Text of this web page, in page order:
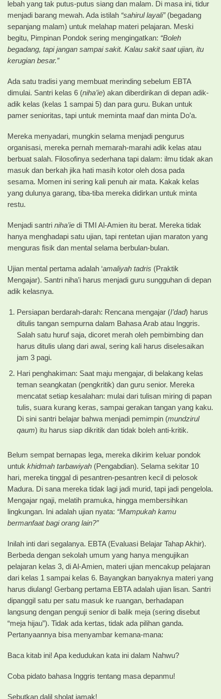
lebah yang tak putus-putus siang dan malam. Di masa ini, tidur
menjadi barang mewah. Ada istilah “sahirul layali”(begadang
sepanjang malam) untuk melahap materi pelajaran. Meski
begitu, Pimpinan Pondok sering mengingatkan: “Boleh
begadang, tapi jangan sampai sakit. Kalau sakit saat ujian, itu
kerugian besar.”
Ada satu tradisi yang membuat merinding sebelum EBTA
dimulai. Santri kelas 6 (niha’ie) akan diberdirikan di depan adik-
adik kelas (kelas 1 sampai 5) dan para guru. Bukan untuk
pamer senioritas, tapi untuk meminta maaf dan minta Do’a.
Mereka menyadari, mungkin selama menjadi pengurus
organisasi, mereka pernah memarah-marahi adik kelas atau
berbuat salah. Filosofinya sederhana tapi dalam: ilmu tidak akan
masuk dan berkah jika hati masih kotor oleh dosa pada
sesama. Momen ini sering kali penuh air mata. Kakak kelas
yang dulunya garang, tiba-tiba mereka didirkan untuk minta
restu.
Menjadi santri niha’ie di TMI Al-Amien itu berat. Mereka tidak
hanya menghadapi satu ujian, tapi rentetan ujian maraton yang
menguras fisik dan mental selama berbulan-bulan.
Ujian mental pertama adalah ‘amaliyah tadris (Praktik
Mengajar). Santri niha’i harus menjadi guru sungguhan di depan
adik kelasnya.
Persiapan berdarah-darah: Rencana mengajar (I’dad) harus
ditulis tangan sempurna dalam Bahasa Arab atau Inggris.
Salah satu huruf saja, dicoret merah oleh pembimbing dan
harus ditulis ulang dari awal, sering kali harus diselesaikan
jam 3 pagi.
Hari penghakiman: Saat maju mengajar, di belakang kelas
teman seangkatan (pengkritik) dan guru senior. Mereka
mencatat setiap kesalahan: mulai dari tulisan miring di papan
tulis, suara kurang keras, sampai gerakan tangan yang kaku.
Di sini santri belajar bahwa menjadi pemimpin (mundzirul
qaum) itu harus siap dikritik dan tidak boleh anti-kritik.
Belum sempat bernapas lega, mereka dikirim keluar pondok
untuk khidmah tarbawiyah (Pengabdian). Selama sekitar 10
hari, mereka tinggal di pesantren-pesantren kecil di pelosok
Madura. Di sana mereka tidak lagi jadi murid, tapi jadi pengelola.
Mengajar ngaji, melatih pramuka, hingga membersihkan
lingkungan. Ini adalah ujian nyata: “Mampukah kamu
bermanfaat bagi orang lain?”
Inilah inti dari segalanya. EBTA (Evaluasi Belajar Tahap Akhir).
Berbeda dengan sekolah umum yang hanya mengujikan
pelajaran kelas 3, di Al-Amien, materi ujian mencakup pelajaran
dari kelas 1 sampai kelas 6. Bayangkan banyaknya materi yang
harus diulang! Gerbang pertama EBTA adalah ujian lisan. Santri
dipanggil satu per satu masuk ke ruangan, berhadapan
langsung dengan penguji senior di balik meja (sering disebut
“meja hijau”). Tidak ada kertas, tidak ada pilihan ganda.
Pertanyaannya bisa menyambar kemana-mana:
Baca kitab ini! Apa kedudukan kata ini dalam Nahwu?
Coba pidato bahasa Inggris tentang masa depanmu!
Sebutkan dalil sholat jamak!